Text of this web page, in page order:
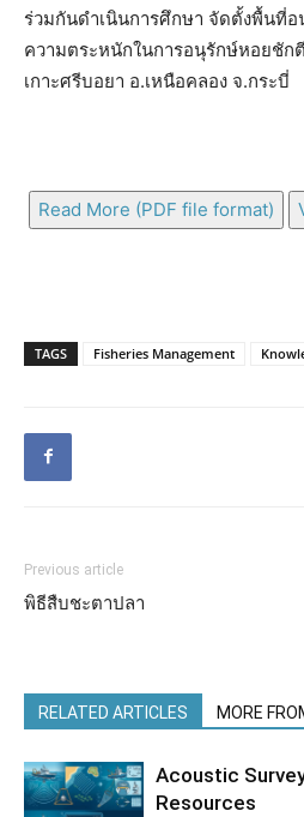
ร่วมกันดำเนินการศึกษา จัดตั้งพื้นที่อ
ความตระหนักในการอนุรักษ์หอยชัก
เกาะศรีบอยา อ.เหนือคลอง จ.กระบี่
Read More (PDF file format)
TAGS Fisheries Management
Previous article
พิธีสืบชะตาปลา
RELATED ARTICLES MORE
Acoustic
Resources